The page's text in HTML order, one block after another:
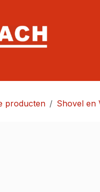
producten Shovel en